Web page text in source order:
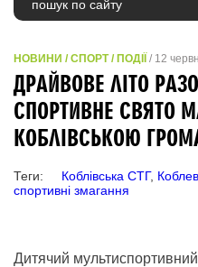
НОВИНИ /СПОРТ/ ПОДІЇ / 12
ДРАЙВОВЕ ЛІТО
СПОРТИВНЕ СВЯТО
КОБЛІВСЬКОЮ
Теги: Коблівська СТГ,
спортивні змагання
Дитячий